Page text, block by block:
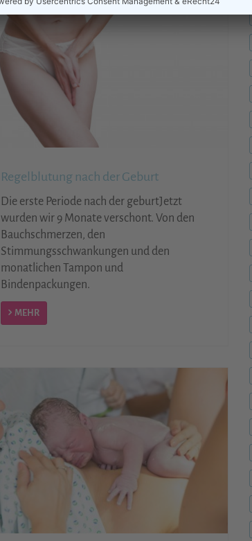
Regelblutung nach der Geburt
Die erste Periode nach der geburtJetzt
wurden wir 9 Monate verschont. Von den
Bauchschmerzen, den
Stimmungsschwankungen und den
monatlichen Tampon und
Bindenpackungen.
MEHR